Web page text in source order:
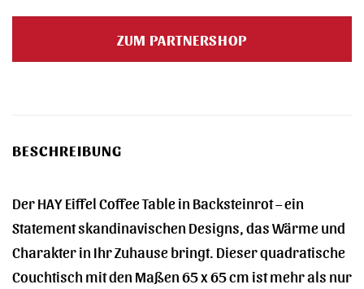
ZUM PARTNERSHOP
BESCHREIBUNG
Der HAY Eiffel Coffee Table in Backsteinrot – ein
Statement skandinavischen Designs, das Wärme und
Charakter in Ihr Zuhause bringt. Dieser quadratische
Couchtisch mit den Maßen 65 x 65 cm ist mehr als nur